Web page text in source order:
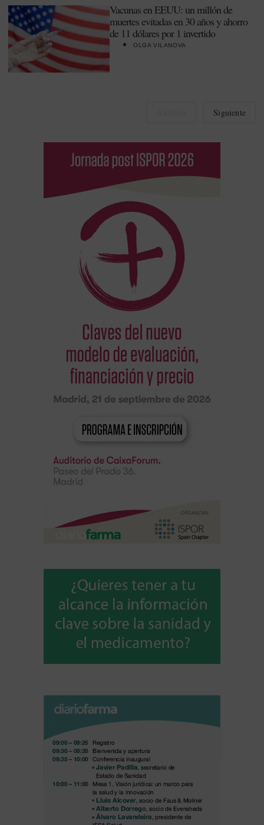
Vacunas en EEUU: un millón de
muertes evitadas en 30 años y ahorro
de 11 dólares por 1 invertido
OLGA VILANOVA
Siguiente